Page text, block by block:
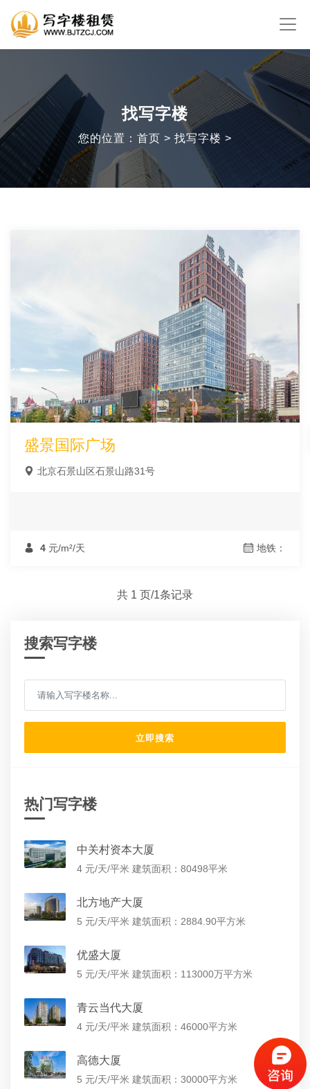
找写字楼
您的位置：首页 > 找写字楼 >
盛景国际广场
北京石景山区石景山路31号
4 元/m²/天 地铁：
共 1 页/1条记录
搜索写字楼
立即搜索
热门写字楼
中关村资本大厦
4 元/天/平米 建筑面积：80498平米
北方地产大厦
5 元/天/平米 建筑面积：2884.90平方米
优盛大厦
5 元/天/平米 建筑面积：113000万平方米
青云当代大厦
4 元/天/平米 建筑面积：46000平方米
高德大厦
5 元/天/平米 建筑面积：30000平方米